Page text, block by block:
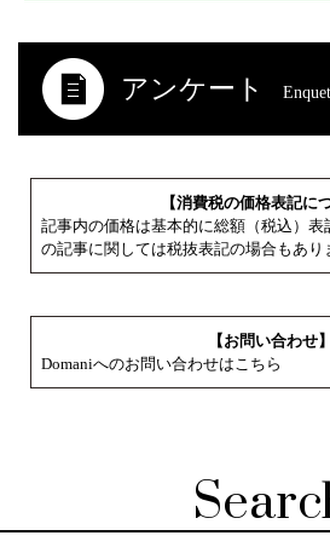
アンケート
【消費税の価格表記に
記事内の価格は基本的に総額（税込）表
の記事に関しては税抜表記の場合もあり
【お問い合わせ】
Domaniへのお問い合わせはこちら